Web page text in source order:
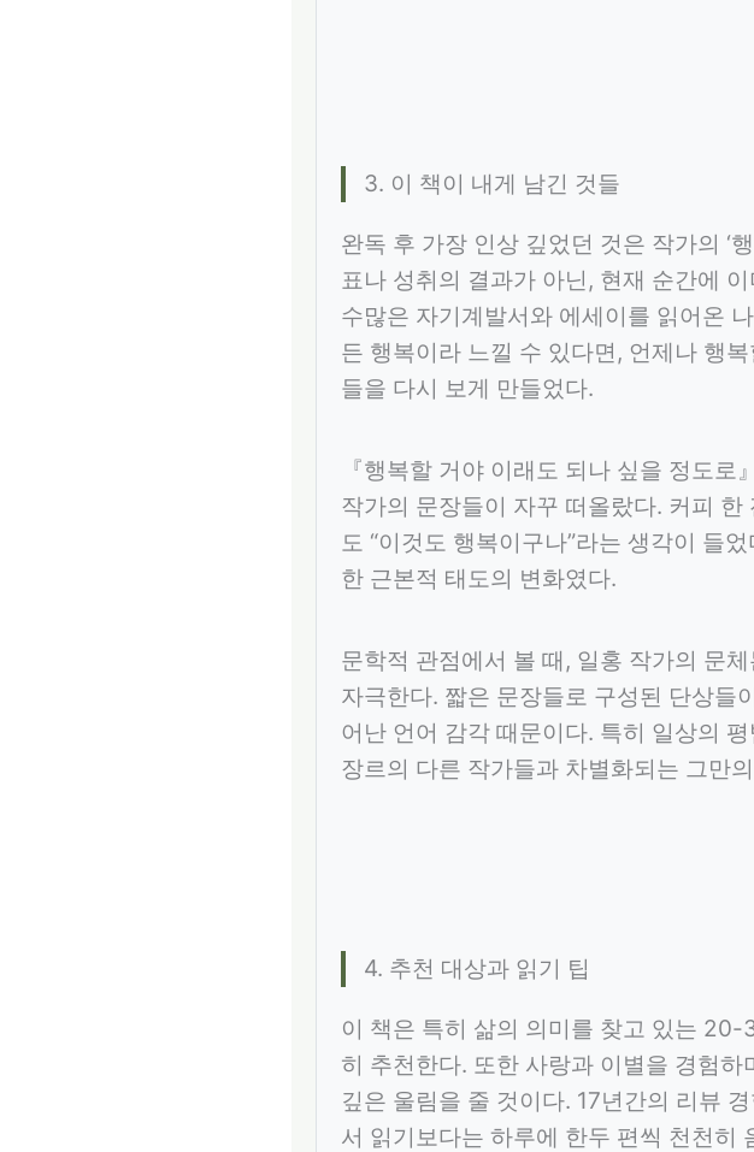
3. 이 책이 내게 남긴 것들
완독 후 가장 인상 깊었던 것은 작가의 ‘
표나 성취의 결과가 아닌, 현재 순간에
수많은 자기계발서와 에세이를 읽어온
든 행복이라 느낄 수 있다면, 언제나 행
들을 다시 보게 만들었다.
『행복할 거야 이래도 되나 싶을 정도
작가의 문장들이 자꾸 떠올랐다. 커피
도 “이것도 행복이구나”라는 생각이 들
한 근본적 태도의 변화였다.
문학적 관점에서 볼 때, 일홍 작가의 문
자극한다. 짧은 문장들로 구성된 단상들
어난 언어 감각 때문이다. 특히 일상의
장르의 다른 작가들과 차별화되는 그만
4. 추천 대상과 읽기 팁
이 책은 특히 삶의 의미를 찾고 있는
히 추천한다. 또한 사랑과 이별을 경험
깊은 울림을 줄 것이다. 17년간의 리뷰
서 읽기보다는 하루에 한두 편씩 천천히